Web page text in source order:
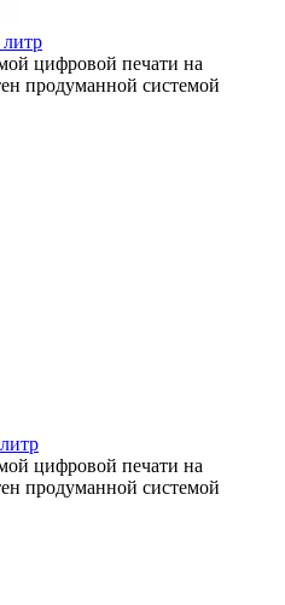
цифровой печати на
продуманной системой
цифровой печати на
продуманной системой